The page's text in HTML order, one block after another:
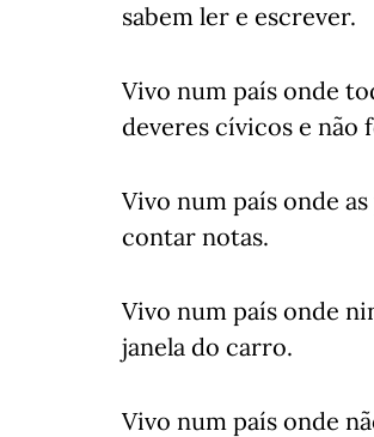
sabem ler e escrever.
Vivo num país onde
deveres cívicos e não
Vivo num país onde
contar notas.
Vivo num país onde
janela do carro.
Vivo num país onde